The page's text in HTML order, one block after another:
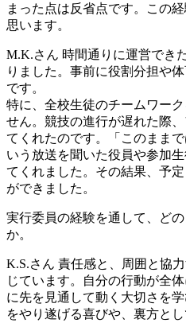
まった点は反省点です。この
思います。
M.K.さん 時間通りに運営でき
りました。事前に役割分担や
です。
特に、全校生徒のチームワー
せん。競技の進行が遅れた際
てくれたのです。「このまま
いう放送を聞いた役員や参加
てくれました。その結果、予
ができました。
実行委員の経験を通して、ど
か。
K.S.さん 責任感と、周囲と協
じています。自分の行動が全
に先を見通して動く大切さを
をやり遂げる喜びや、裏方と